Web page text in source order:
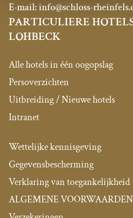
E-mail:info@schloss-
PARTICULIERE
LOHBECK
Alle hotels in één oogopslag
Persoverzichten
Uitbreiding / Nieuwe hotels
Intranet
Wettelijke kennisgeving
Gegevensbescherming
Verklaring van toegankelijkheid
ALGEMENE VOORWAARDEN